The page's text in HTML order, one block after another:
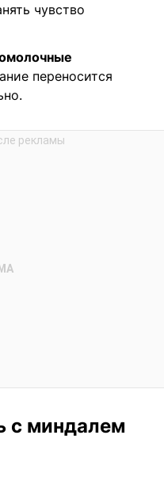
чувство
переносится
с миндалем